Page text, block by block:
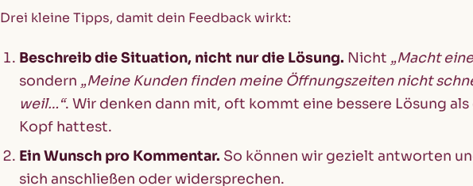
Drei kleine Tipps, damit dein Feedback wirkt:
Beschreib die Situation, nicht nur die Lösung. Nicht „Macht
sondern „Meine Kunden finden meine Öffnungszeiten nicht
weil…“. Wir denken dann mit, oft kommt eine bessere Lösung
Kopf hattest.
Ein Wunsch pro Kommentar. So können wir gezielt antworten
sich anschließen oder widersprechen.